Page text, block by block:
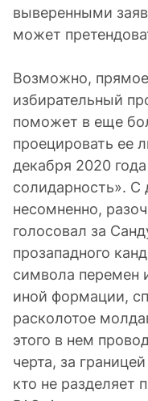
выверенными
может
Возможно,
избирательный
поможет в еще
проецировать ее
декабря 2020
солидарность». С
несомненно,
голосовал за
прозападного
символа перемен
иной формации,
расколотое
этого в нем
черта, за
кто не разделяет